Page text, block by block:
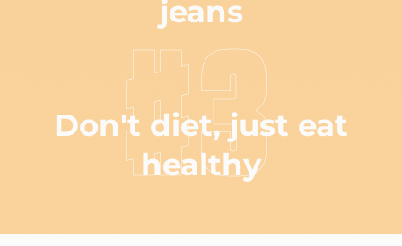
jeans
#3
Don't diet, just eat
healthy